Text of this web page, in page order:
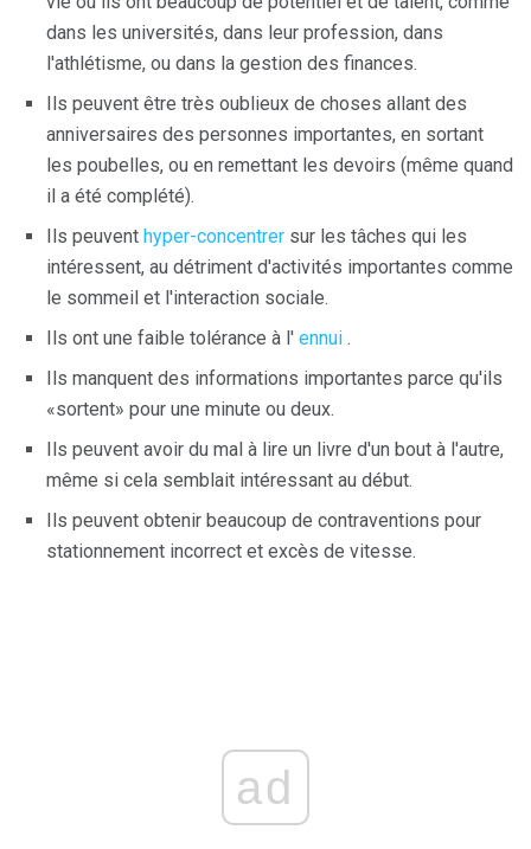
dans les universités, dans leur profession, dans
l'athlétisme, ou dans la gestion des finances.
Ils peuvent être très oublieux de choses allant des
anniversaires des personnes importantes, en sortant
les poubelles, ou en remettant les devoirs (même quand
il a été complété).
Ils peuvent hyper-concentrer sur les tâches qui les
intéressent, au détriment d'activités importantes comme
le sommeil et l'interaction sociale.
Ils ont une faible tolérance à l' ennui .
Ils manquent des informations importantes parce qu'ils
«sortent» pour une minute ou deux.
Ils peuvent avoir du mal à lire un livre d'un bout à l'autre,
même si cela semblait intéressant au début.
Ils peuvent obtenir beaucoup de contraventions pour
stationnement incorrect et excès de vitesse.
ad